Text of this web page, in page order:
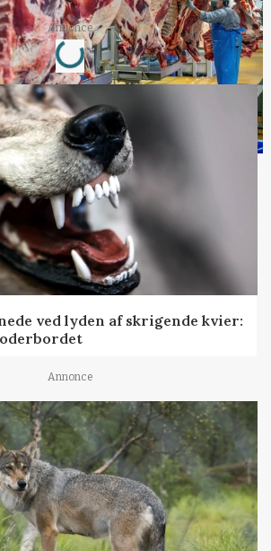
Annonce
Loading...
ved lyden af skrigende kvier:
Annonce